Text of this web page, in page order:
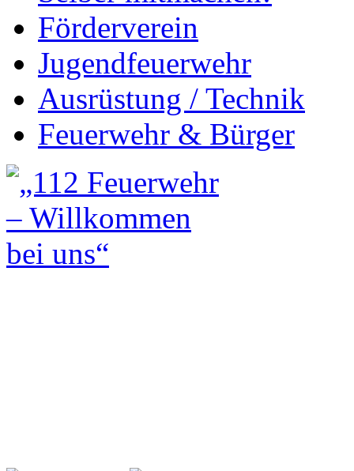
Förderverein
Jugendfeuerwehr
Ausrüstung / Technik
Feuerwehr & Bürger